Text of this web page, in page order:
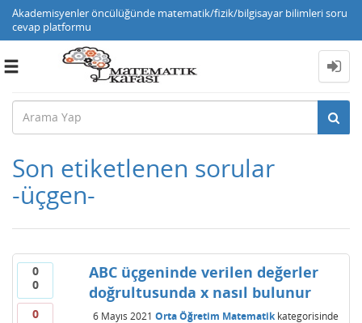
Akademisyenler öncülüğünde matematik/fizik/bilgisayar bilimleri soru
cevap platformu
Toggle
Son etiketlenen sorular
-üçgen-
0
0
0
ABC üçgeninde verilen değerler
doğrultusunda x nasıl bulunur
6 Mayıs 2021 Orta Öğretim Matematikkategorisinde